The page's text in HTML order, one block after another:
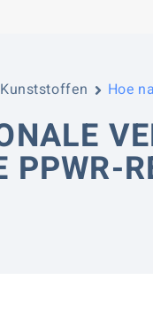
Kunststoffen Hoe
PPWR-